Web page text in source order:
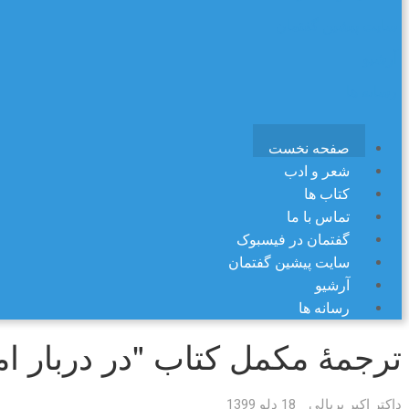
صفحه نخست
شعر و ادب
کتاب ها
تماس با ما
گفتمان در فیسبوک
سایت پیشین گفتمان
آرشیو
رسانه ها
ترجمۀ مکمل کتاب "در دربار
داکتر اکبر بریالی 18 دلو 1399